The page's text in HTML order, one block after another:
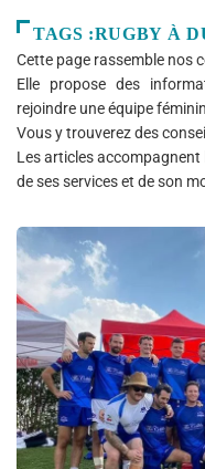
TAGS :RUGBY À
Cette page rassemble nos
Elle propose des
rejoindre une équipe
Vous y trouverez des
Les articles accompagnent
de ses services et de son